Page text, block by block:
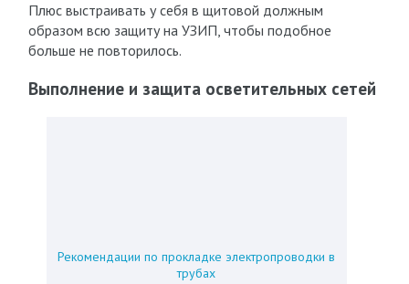
Плюс выстраивать у себя в щитовой должным
образом всю защиту на УЗИП, чтобы подобное
больше не повторилось.
Выполнение и защита осветительных сетей
Рекомендации по прокладке электропроводки в
трубах